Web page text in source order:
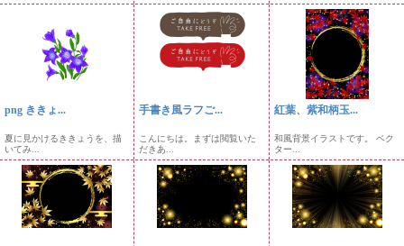
png ききょ...
夏に見かけるききょうを、描
いてみ...
手書き風ラフご...
こんにちは。まずは閲覧いた
だきあ...
紅葉、紫和柄玉...
和風背景イラストです。 ベク
ター...